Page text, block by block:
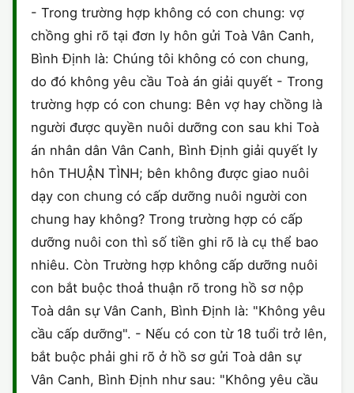
LAO ĐỘNG
SỞ HỮU TRÍ TUỆ
THUẾ - BẢO HIỂM
HÀNH CHÍNH
HÌNH SỰ
HÔN NHÂN - GIA ĐÌNH
SỞ HỮU TRÍ TUỆ
THỪA KẾ - DI CHÚC
THUẾ VÀ KẾ TOÁN
ĐĂNG KÝ XE
HÀNH CHÍNH
DOANH NGHIỆP
HỘ KINH DOANH
SỞ HỮU TRÍ TUỆ
LÝ LỊCH TƯ PHÁP
TRÍCH LỤC HỘ TỊCH
CÔNG BỐ SẢN PHẨM
GIẤY PHÉP LAO ĐỘNG
CHỨNG NHẬN HACCP
HÌNH SỰ
HỢP ĐỒNG
LY HÔN
MẪU KHÁC
TỐ TỤNG
- Trong trường hợp không có con chung: vợ
chồng ghi rõ tại đơn ly hôn gửi Toà Vân Canh,
Bình Định là: Chúng tôi không có con chung,
do đó không yêu cầu Toà án giải quyết - Trong
trường hợp có con chung: Bên vợ hay chồng là
người được quyền nuôi dưỡng con sau khi Toà
án nhân dân Vân Canh, Bình Định giải quyết ly
hôn THUẬN TÌNH; bên không được giao nuôi
dạy con chung có cấp dưỡng nuôi người con
chung hay không? Trong trường hợp có cấp
dưỡng nuôi con thì số tiền ghi rõ là cụ thể bao
nhiêu. Còn Trường hợp không cấp dưỡng nuôi
con bắt buộc thoả thuận rõ trong hồ sơ nộp
Toà dân sự Vân Canh, Bình Định là: "Không yêu
cầu cấp dưỡng". - Nếu có con từ 18 tuổi trở lên,
bắt buộc phải ghi rõ ở hồ sơ gửi Toà dân sự
Vân Canh, Bình Định như sau: "Không yêu cầu